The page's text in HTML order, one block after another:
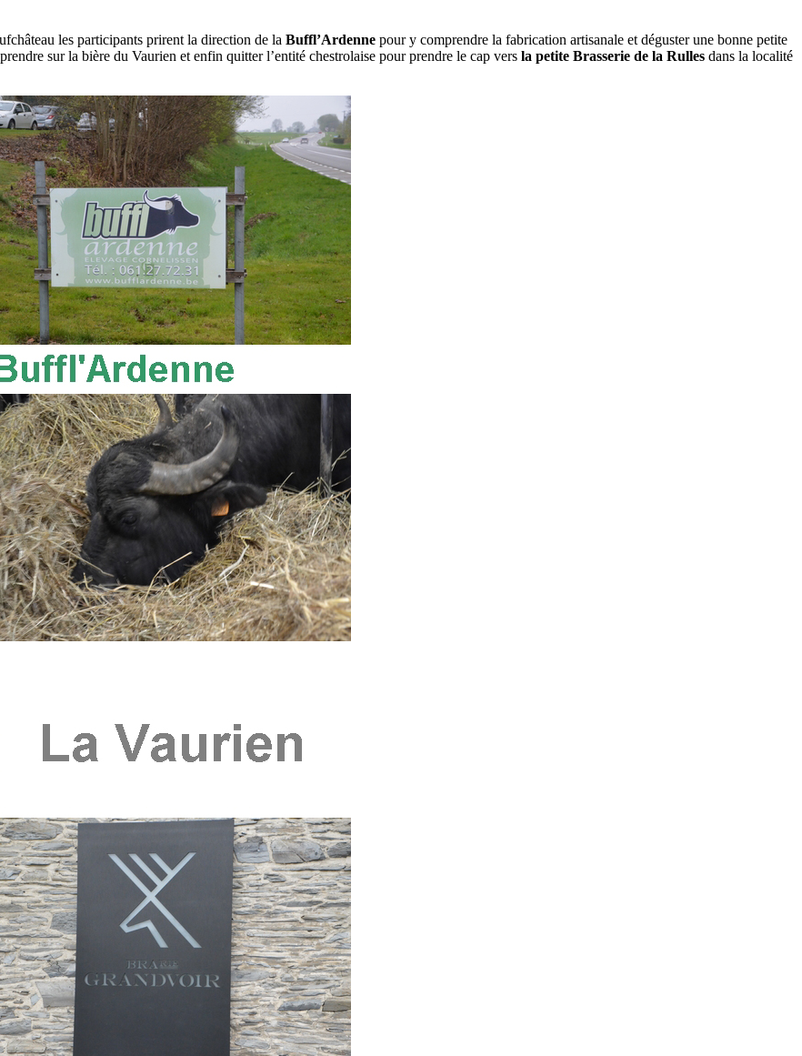
les participants prirent la direction de la Buffl’Ardenne pour y comprendre la fabrication artisanale et déguster une bonne petite
sur la bière du Vaurien et enfin quitter l’entité chestrolaise pour prendre le cap vers la petite Brasserie de la Rulles dans la localité